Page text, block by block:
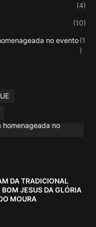
(4)
(10)
no evento(1
)
homenageada no
DA TRADICIONAL
BOM JESUS DA GLÓRIA
MOURA